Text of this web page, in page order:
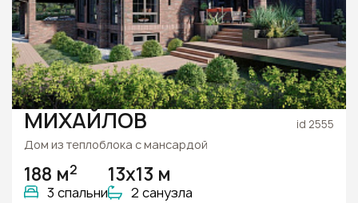
МИХАЙЛОВ id 2555
Дом из теплоблока с мансардой
188 м2
3 спальни
13х13 м
2 санузла